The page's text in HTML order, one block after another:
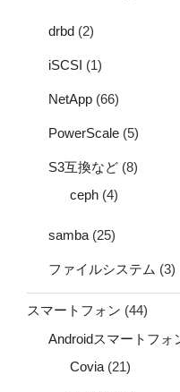
drbd (2)
iSCSI (1)
NetApp (66)
PowerScale (5)
S3互換など (8)
ceph (4)
samba (25)
ファイルシステム (3)
スマートフォン (44)
Androidスマートフォ
Covia (21)